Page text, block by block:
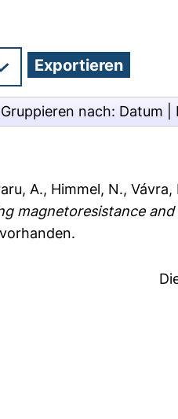
Gruppieren nach: Datum
A., Himmel, N., Vávra,
magnetoresistance